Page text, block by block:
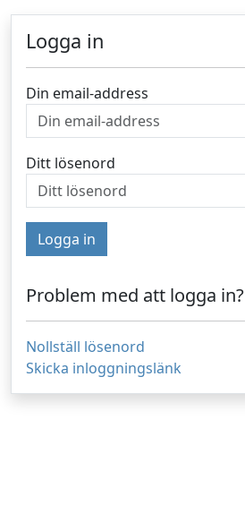
Logga in
Din email-address
Ditt lösenord
Logga in
Problem med att logga in?
Nollställ lösenord
Skicka inloggningslänk